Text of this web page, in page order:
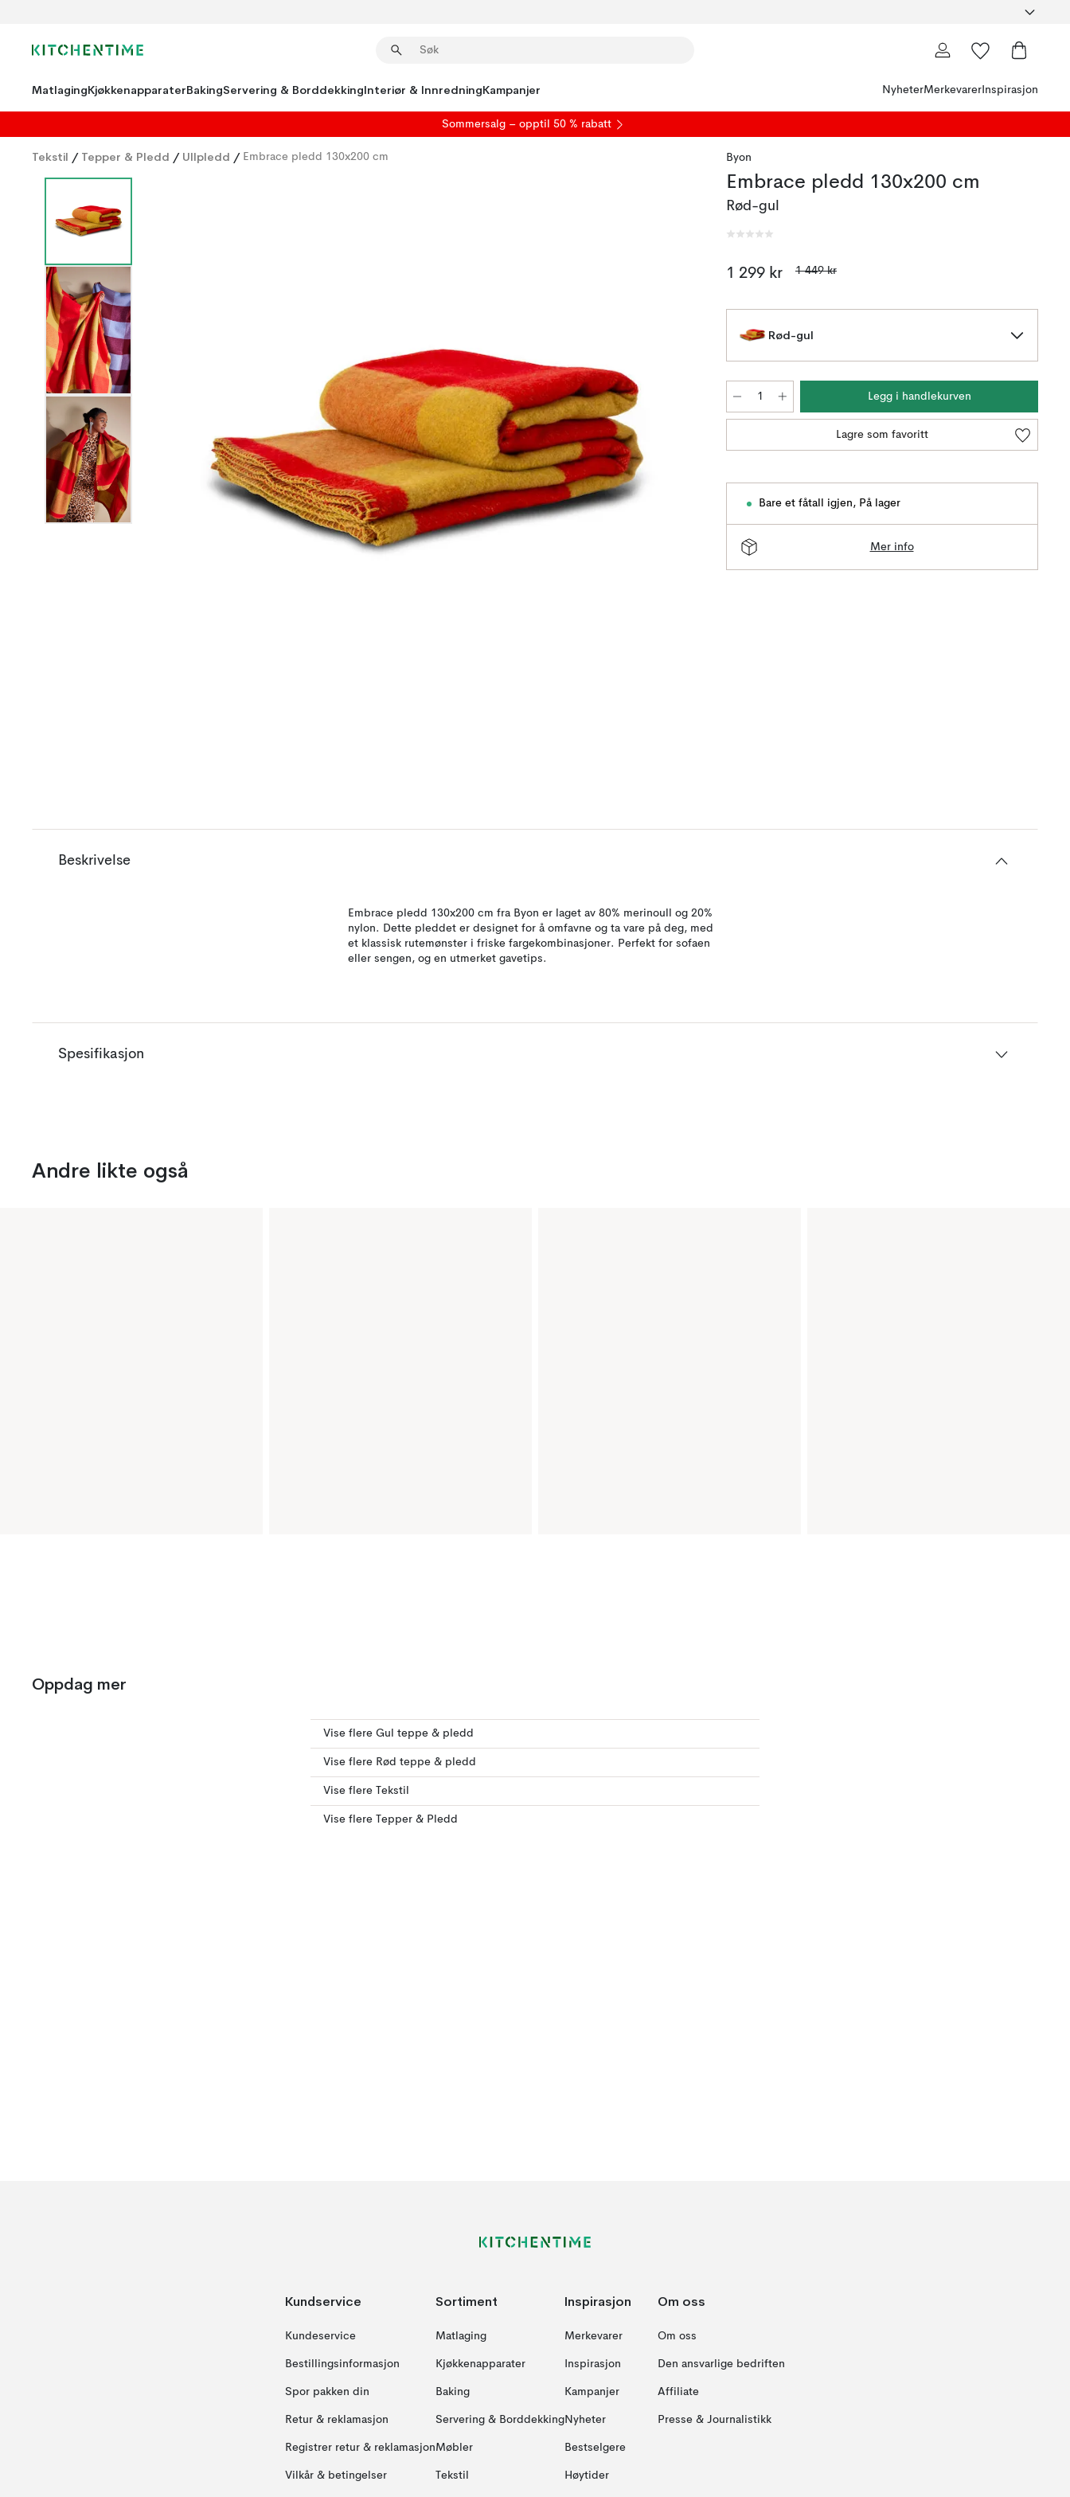
MatlagingKjøkkenapparaterBakingServering & BorddekkingInteriør & InnredningKampanjer NyheterMerkevarer Inspirasjon
Sommersalg – opptil 50 % rabatt
Tekstil / Tepper & Pledd / Ullpledd / Embrace pledd 130x200 cm Byon
Embrace pledd 130x200 cm
Rød-gul
1 299 kr 1 449 kr
Rød-gul
Legg i handlekurven
Lagre som favoritt
Bare et fåtall igjen, På lager
Mer info
Beskrivelse
Embrace pledd 130x200 cm fra Byon er laget av 80% merinoull og 20%
nylon. Dette pleddet er designet for å omfavne og ta vare på deg, med
et klassisk rutemønster i friske fargekombinasjoner. Perfekt for sofaen
eller sengen, og en utmerket gavetips.
Spesifikasjon
Andre likte også
Oppdag mer
Vise flere Gul teppe & pledd
Vise flere Rød teppe & pledd
Vise flere Tekstil
Vise flere Tepper & Pledd
Kundservice
Kundeservice
Bestillingsinformasjon
Spor pakken din
Retur & reklamasjon
Registrer retur & reklamasjon
Vilkår & betingelser
Sortiment
Matlaging
Kjøkkenapparater
Baking
Servering & Borddekking
Møbler
Tekstil
Inspirasjon
Merkevarer
Inspirasjon
Kampanjer
Nyheter
Bestselgere
Høytider
Om oss
Om oss
Den ansvarlige bedriften
Affiliate
Presse & Journalistikk